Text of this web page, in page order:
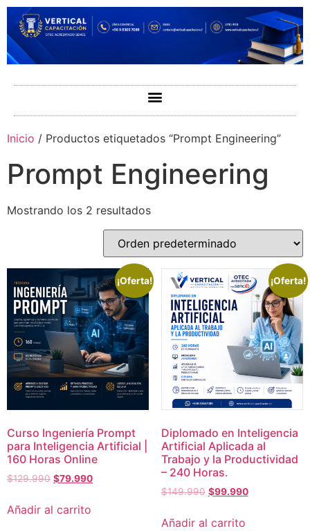
Inicio / Productos etiquetados “Prompt Engineering”
Prompt Engineering
Mostrando los 2 resultados
¡Oferta!
Curso Ingeniería Prompt
para Inteligencia Artificial |
160 Horas Online
$129.990 $79.990
Añadir al carrito
¡Oferta!
Diplomado en Inteligencia
Artificial Aplicada al
Trabajo y la Productividad
– 240 Horas.
$149.990 $99.990
Añadir al carrito